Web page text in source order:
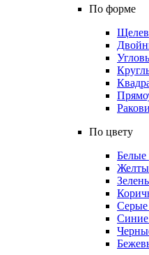
По форме
По цвету
Белые